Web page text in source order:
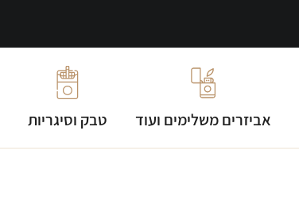
אביזרים משלימים ועוד טבק וסיגריות